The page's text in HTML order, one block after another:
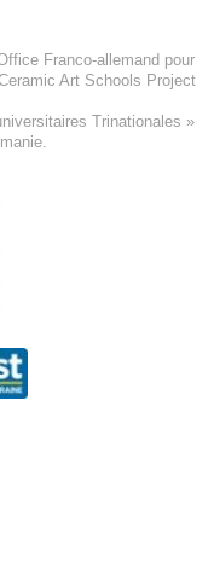
Franco-allemand pour
Art Schools Project
Trinationales »